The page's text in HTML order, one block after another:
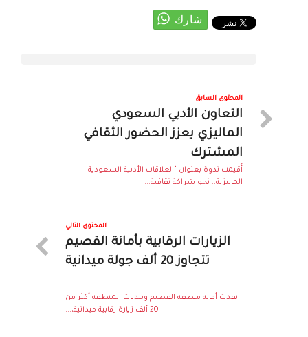
المحتوى السابق
التعاون الأدبي السعودي
الماليزي يعزز الحضور الثقافي
المشترك
أُقيمت ندوة بعنوان "العلاقات الأدبية السعودية
الماليزية.. نحو شراكة ثقافية...
المحتوى التالي
الزيارات الرقابية بأمانة القصيم
تتجاوز 20 ألف جولة ميدانية
نفذت أمانة منطقة القصيم وبلديات المنطقة أكثر من
20 ألف زيارة رقابية ميدانية،...